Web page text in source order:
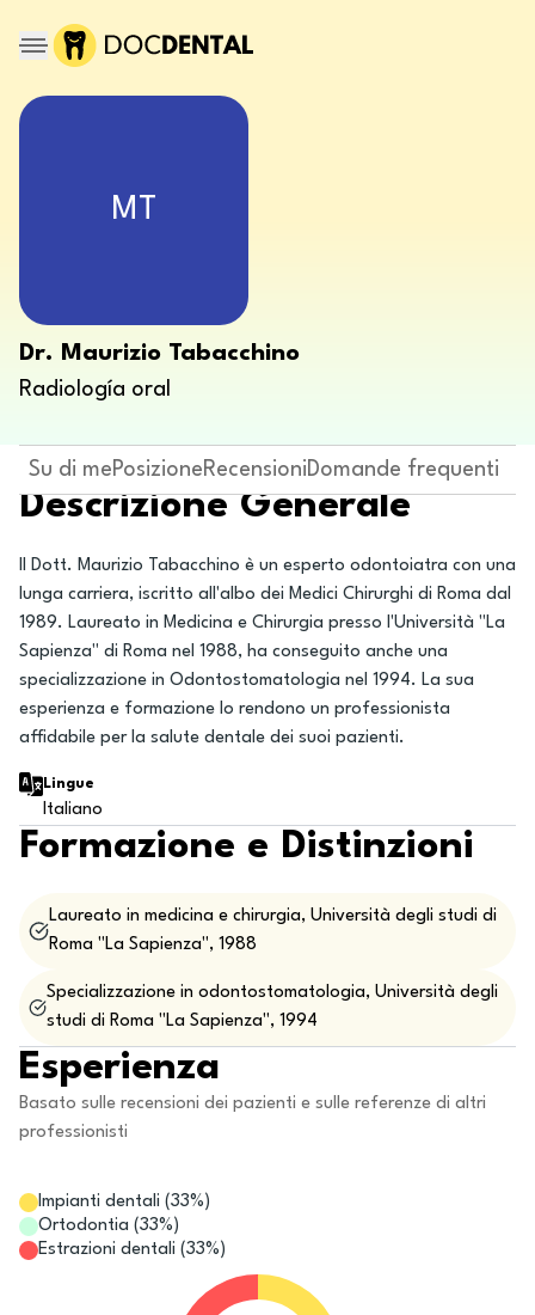
MT
Dr. Maurizio Tabacchino
Radiología oral
Su di mePosizioneRecensioniDomande frequenti
Descrizione Generale
Il Dott. Maurizio Tabacchino è un esperto odontoiatra con una
lunga carriera, iscritto all'albo dei Medici Chirurghi di Roma dal
1989. Laureato in Medicina e Chirurgia presso l'Università "La
Sapienza" di Roma nel 1988, ha conseguito anche una
specializzazione in Odontostomatologia nel 1994. La sua
esperienza e formazione lo rendono un professionista
affidabile per la salute dentale dei suoi pazienti.
Lingue
Italiano
Formazione e Distinzioni
Laureato in medicina e chirurgia, Università degli studi di
Roma "La Sapienza", 1988
Specializzazione in odontostomatologia, Università degli
studi di Roma "La Sapienza", 1994
Esperienza
Basato sulle recensioni dei pazienti e sulle referenze di altri
professionisti
Impianti dentali (33%)
Ortodontia (33%)
Estrazioni dentali (33%)